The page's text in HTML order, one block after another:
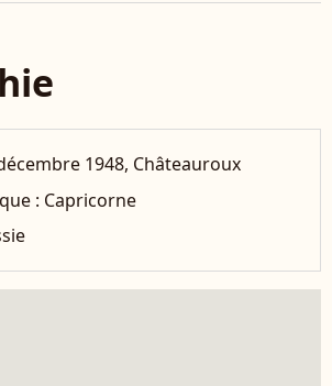
1948, Châteauroux
: Capricorne